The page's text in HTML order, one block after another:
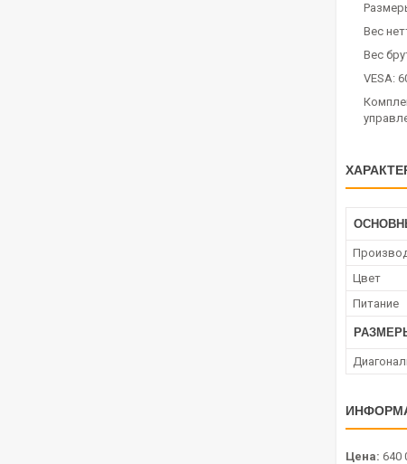
Вес
Вес
VESA:
Цвет
Питание
Цена: 640